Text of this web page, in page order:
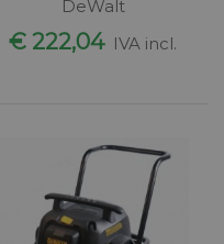
DeWalt
€ 222,04 IVA incl.